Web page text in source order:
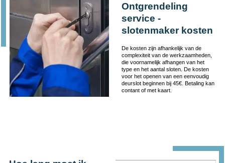
Ontgrendeling
service -
slotenmaker kosten
De kosten zijn afhankelijk van de
complexiteit van de werkzaamheden,
die voornamelijk afhangen van het
type en het aantal sloten. De kosten
voor het openen van een eenvoudig
deurslot beginnen bij 45€. Betaling kan
contant of met kaart.